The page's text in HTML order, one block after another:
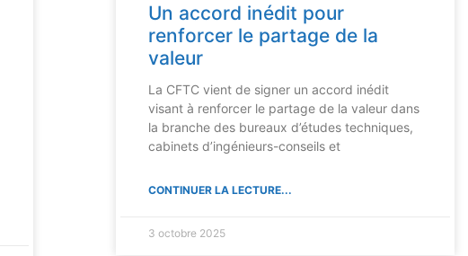
Un accord inédit pour
renforcer le partage de la
valeur
La CFTC vient de signer un accord inédit
visant à renforcer le partage de la valeur dans
la branche des bureaux d’études techniques,
cabinets d’ingénieurs-conseils et
CONTINUER LA LECTURE...
3 octobre 2025